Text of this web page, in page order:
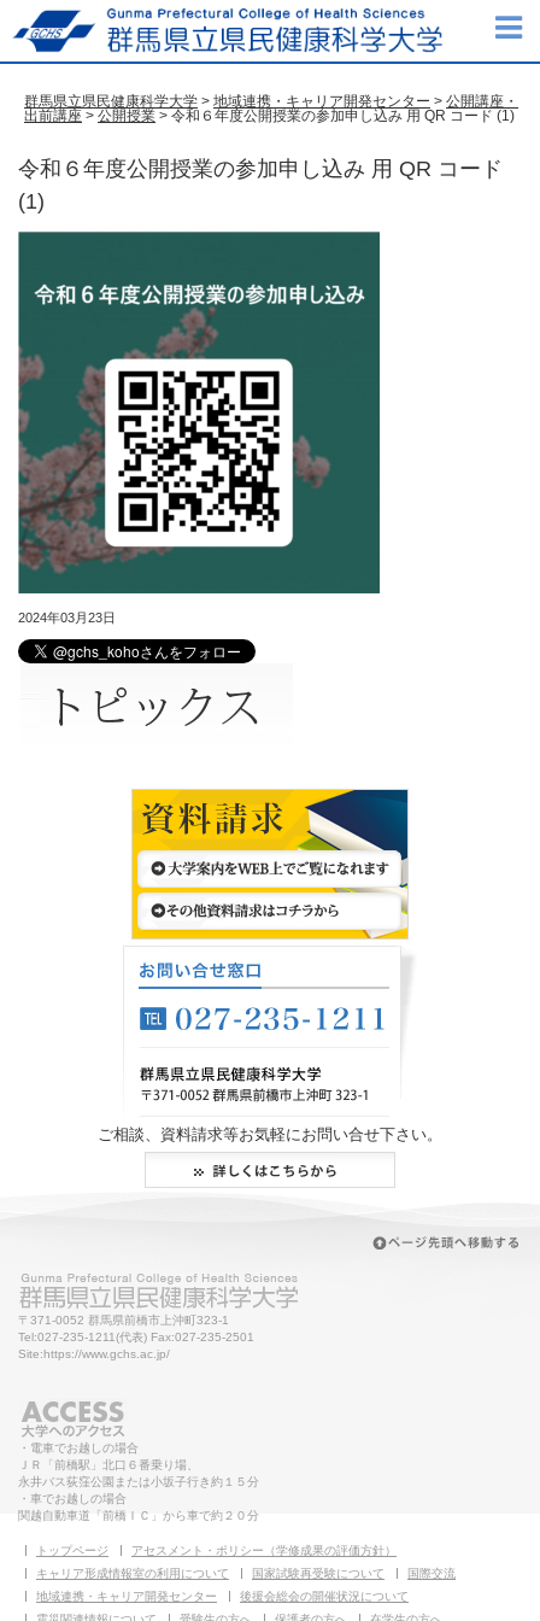
群馬県立県民健康科学大学 > 地域連携・キャリア開発センター > 公開講座・
出前講座 > 公開授業 > 令和６年度公開授業の参加申し込み 用 QR コード (1)
令和６年度公開授業の参加申し込み 用 QR コード
(1)
2024年03月23日
ご相談、資料請求等お気軽にお問い合せ下さい。
〒371-0052 群馬県前橋市上沖町323-1
Tel:027-235-1211(代表) Fax:027-235-2501
Site:https://www.gchs.ac.jp/
・電車でお越しの場合
ＪＲ「前橋駅」北口６番乗り場、
永井バス荻窪公園または小坂子行き約１５分
・車でお越しの場合
関越自動車道「前橋ＩＣ」から車で約２０分
トップページ
アセスメント・ポリシー（学修成果の評価方針）
キャリア形成情報室の利用について
国家試験再受験について
国際交流
地域連携・キャリア開発センター
後援会総会の開催状況について